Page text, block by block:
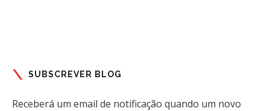
SUBSCREVER BLOG
Receberá um email de notificação quando um novo